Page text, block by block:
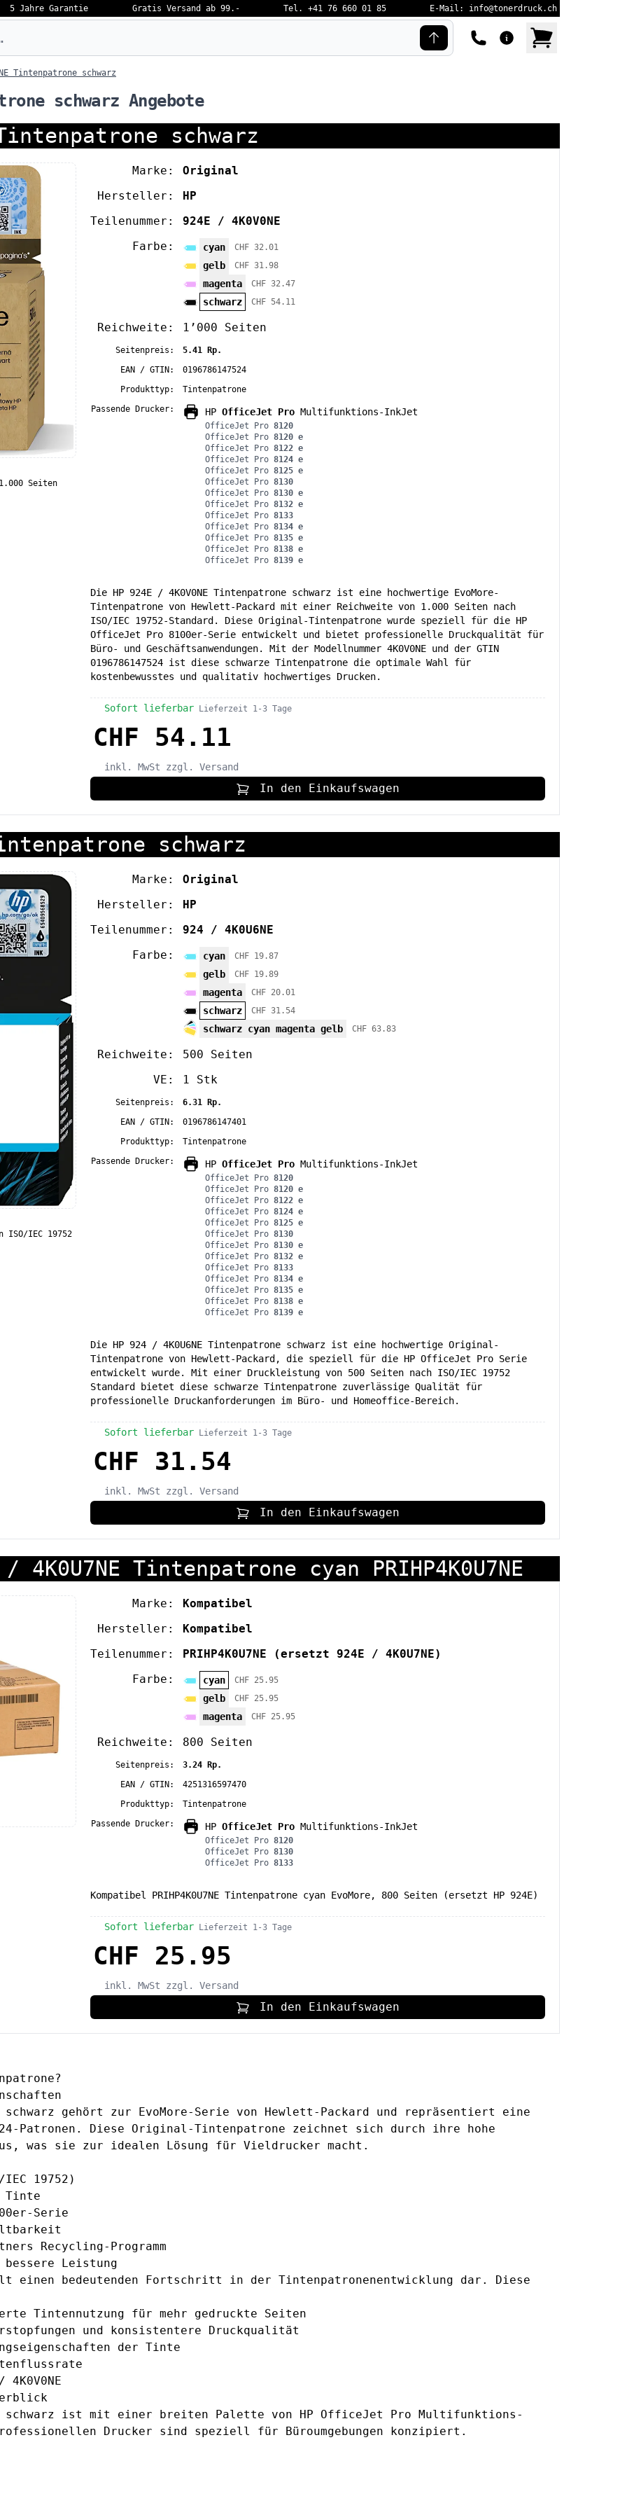
5 Jahre Garantie Gratis Versand ab 99.- Tel. +41 76 660 01 85 E-Mail: info@tonerdruck.ch
Tintenpatrone schwarz
schwarz Angebote
schwarz
1.000 Seiten
Marke:
Original
Hersteller:
HP
Teilenummer:
924E / 4K0V0NE
Farbe:
cyan CHF 32.01
gelb CHF 31.98
magenta CHF 32.47
schwarz CHF 54.11
Reichweite: 1’000 Seiten
Seitenpreis:
5.41 Rp.
EAN / GTIN:
0196786147524
Produkttyp:
Tintenpatrone
Passende Drucker:
HP OfficeJet Pro Multifunktions-InkJet
OfficeJet Pro 8120
OfficeJet Pro 8120 e
OfficeJet Pro 8122 e
OfficeJet Pro 8124 e
OfficeJet Pro 8125 e
OfficeJet Pro 8130
OfficeJet Pro 8130 e
OfficeJet Pro 8132 e
OfficeJet Pro 8133
OfficeJet Pro 8134 e
OfficeJet Pro 8135 e
OfficeJet Pro 8138 e
OfficeJet Pro 8139 e
Die HP 924E / 4K0V0NE Tintenpatrone schwarz ist eine hochwertige EvoMore-
Tintenpatrone von Hewlett-Packard mit einer Reichweite von 1.000 Seiten nach
ISO/IEC 19752-Standard. Diese Original-Tintenpatrone wurde speziell für die HP
OfficeJet Pro 8100er-Serie entwickelt und bietet professionelle Druckqualität für
Büro- und Geschäftsanwendungen. Mit der Modellnummer 4K0V0NE und der GTIN
0196786147524 ist diese schwarze Tintenpatrone die optimale Wahl für
kostenbewusstes und qualitativ hochwertiges Drucken.
Sofort lieferbar Lieferzeit 1-3 Tage
CHF 54.11
inkl. MwSt zzgl. Versand
In den Einkaufswagen
schwarz
ISO/IEC 19752
Marke:
Original
Hersteller:
HP
Teilenummer:
924 / 4K0U6NE
Farbe:
cyan CHF 19.87
gelb CHF 19.89
magenta CHF 20.01
schwarz CHF 31.54
schwarz cyan magenta gelb CHF 63.83
Reichweite:
500 Seiten
VE:
1 Stk
Seitenpreis:
6.31 Rp.
EAN / GTIN:
0196786147401
Produkttyp:
Tintenpatrone
Passende Drucker:
HP OfficeJet Pro Multifunktions-InkJet
OfficeJet Pro 8120
OfficeJet Pro 8120 e
OfficeJet Pro 8122 e
OfficeJet Pro 8124 e
OfficeJet Pro 8125 e
OfficeJet Pro 8130
OfficeJet Pro 8130 e
OfficeJet Pro 8132 e
OfficeJet Pro 8133
OfficeJet Pro 8134 e
OfficeJet Pro 8135 e
OfficeJet Pro 8138 e
OfficeJet Pro 8139 e
Die HP 924 / 4K0U6NE Tintenpatrone schwarz ist eine hochwertige Original-
Tintenpatrone von Hewlett-Packard, die speziell für die HP OfficeJet Pro Serie
entwickelt wurde. Mit einer Druckleistung von 500 Seiten nach ISO/IEC 19752
Standard bietet diese schwarze Tintenpatrone zuverlässige Qualität für
professionelle Druckanforderungen im Büro- und Homeoffice-Bereich.
Sofort lieferbar Lieferzeit 1-3 Tage
CHF 31.54
inkl. MwSt zzgl. Versand
In den Einkaufswagen
4K0U7NE Tintenpatrone cyan PRIHP4K0U7NE
Marke:
Kompatibel
Hersteller:
Kompatibel
Teilenummer:
PRIHP4K0U7NE
(ersetzt 924E / 4K0U7NE)
Farbe:
cyan CHF 25.95
gelb CHF 25.95
magenta CHF 25.95
Reichweite: 800 Seiten
Seitenpreis:
3.24 Rp.
EAN / GTIN:
4251316597470
Produkttyp:
Tintenpatrone
Passende Drucker:
HP OfficeJet Pro Multifunktions-InkJet
OfficeJet Pro 8120
OfficeJet Pro 8130
OfficeJet Pro 8133
Kompatibel PRIHP4K0U7NE Tintenpatrone cyan EvoMore, 800 Seiten (ersetzt HP 924E)
Sofort lieferbar Lieferzeit 1-3 Tage
CHF 25.95
inkl. MwSt zzgl. Versand
In den Einkaufswagen
schwarz gehört zur EvoMore-Serie von Hewlett-Packard und repräsentiert eine
Patronen. Diese Original-Tintenpatrone zeichnet sich durch ihre hohe
was sie zur idealen Lösung für Vieldrucker macht.
19752)
Tinte
Serie
Recycling-Programm
Leistung
einen bedeutenden Fortschritt in der Tintenpatronenentwicklung dar. Diese
Tintennutzung für mehr gedruckte Seiten
und konsistentere Druckqualität
der Tinte
schwarz ist mit einer breiten Palette von HP OfficeJet Pro Multifunktions-
Drucker sind speziell für Büroumgebungen konzipiert.